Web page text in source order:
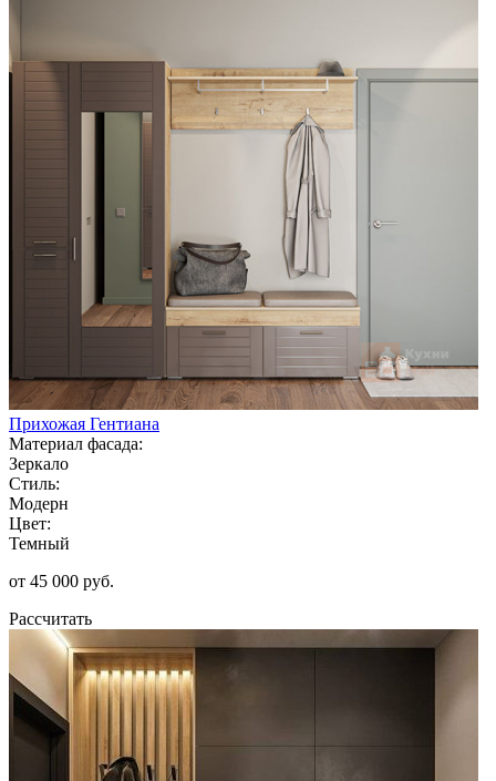
Прихожая Гентиана
Материал фасада:
Зеркало
Стиль:
Модерн
Цвет:
Темный
от 45 000 руб.
Рассчитать